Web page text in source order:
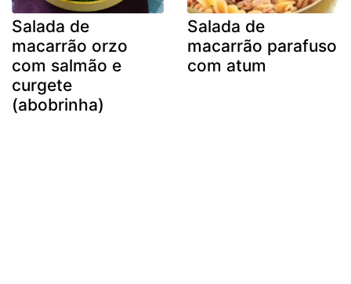
Salada de
macarrão orzo
com salmão e
curgete
(abobrinha)
Salada de
macarrão parafuso
com atum